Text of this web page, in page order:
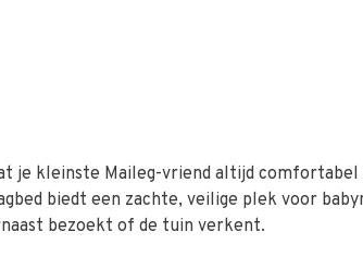
je kleinste Maileg-vriend altijd
biedt een zachte, veilige plek voor
bezoekt of de tuin verkent.